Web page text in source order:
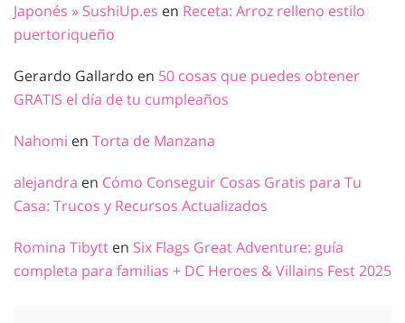
Japonés » SushiUp.es en Receta: Arroz relleno estilo
puertoriqueño
Gerardo Gallardo en 50 cosas que puedes obtener
GRATIS el día de tu cumpleaños
Nahomi en Torta de Manzana
alejandra en Cómo Conseguir Cosas Gratis para Tu
Casa: Trucos y Recursos Actualizados
Romina Tibytt en Six Flags Great Adventure: guía
completa para familias + DC Heroes & Villains Fest 2025